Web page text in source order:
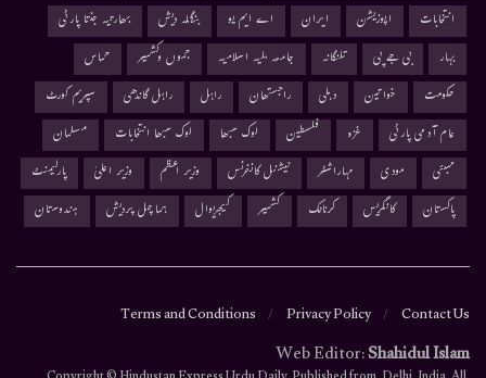
انتخابات
اپوزیشن ایران اے ایم یو بنگلہ دیش
بھارتیہ جنتا پارٹی
بہار
بی جے پی تلنگانہ جامعہ ملیہ اسلامیہ جموں وکشمیر
حماس
حکومت
خواتین دہلی راجستھان راہل راہل گاندھی
سپریم کورٹ
عام آدمی پارٹی
غزہ فلسطین لوک سبھا لوک سبھا انتخابات
مسلمان
ممبئی
مودی مہاراشٹر نیشنل کانفرنس وزیر اعظم وزیر اعلیٰ
پارلیمنٹ
پاکستان
کانگریس کرناٹک کشمیر کیجریوال ہماچل پردیش ہندوستان
Contact Us
Privacy Policy
Terms and Conditions
Web Editor:Shahidul Islam